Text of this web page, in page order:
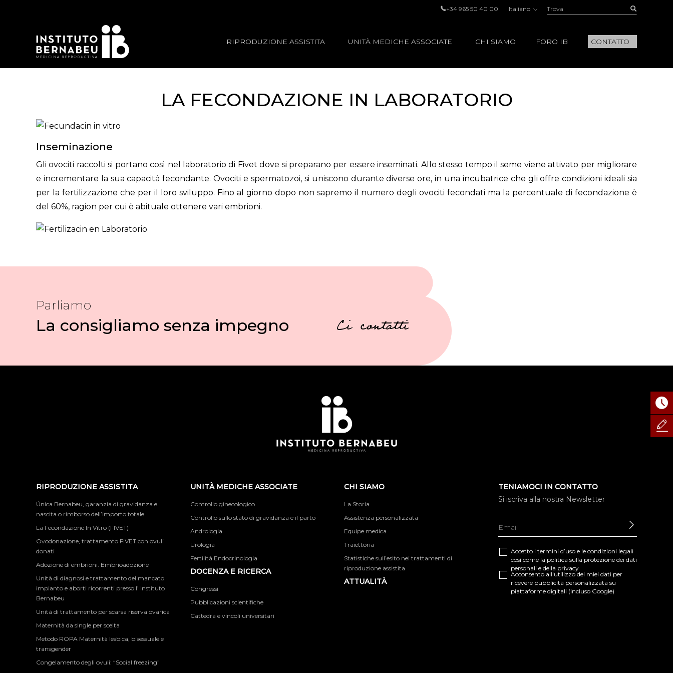
+34 965 50 40 00 Italiano Trova:
RIPRODUZIONE ASSISTITA UNITÀ MEDICHE ASSOCIATE CHI SIAMO FORO IB CONTATTO
LA FECONDAZIONE IN LABORATORIO
Inseminazione
Gli ovociti raccolti si portano così nel laboratorio di Fivet dove si preparano per essere inseminati. Allo stesso tempo il seme viene attivato per migliorare
e incrementare la sua capacità fecondante. Ovociti e spermatozoi, si uniscono durante diverse ore, in una incubatrice che gli offre condizioni ideali sia
per la fertilizzazione che per il loro sviluppo. Fino al giorno dopo non sapremo il numero degli ovociti fecondati ma la percentuale di fecondazione è
del 60%, ragion per cui è abituale ottenere vari embrioni.
Parliamo
La consigliamo senza impegno Ci contatti
RIPRODUZIONE ASSISTITA
Única Bernabeu, garanzia di gravidanza e
nascita o rimborso dell’importo totale
La Fecondazione In Vitro (FIVET)
Ovodonazione, trattamento FIVET con ovuli
donati
Adozione di embrioni. Embrioadozione
Unità di diagnosi e trattamento del mancato
impianto e aborti ricorrenti presso l’ Instituto
Bernabeu
Unità di trattamento per scarsa riserva ovarica
Maternità da single per scelta
Metodo ROPA Maternità lesbica, bisessuale e
transgender
Congelamento degli ovuli: “Social freezing”
UNITÀ MEDICHE ASSOCIATE
Controllo ginecologico
Controllo sullo stato di gravidanza e il parto
Andrologia
Urologia
Fertilità Endocrinologia
DOCENZA E RICERCA
Congressi
Pubblicazioni scientifiche
Cattedra e vincoli universitari
CHI SIAMO
La Storia
Assistenza personalizzata
Equipe medica
Traiettoria
Statistiche sull’esito nei trattamenti di
riproduzione assistita
ATTUALITÀ
TENIAMOCI IN CONTATTO
Si iscriva alla nostra Newsletter
Accetto i termini d’uso e le condizioni legali
così come la politica sulla protezione dei dati
personali e della privacy
Acconsento all'utilizzo dei miei dati per
ricevere pubblicità personalizzata su
piattaforme digitali (incluso Google)